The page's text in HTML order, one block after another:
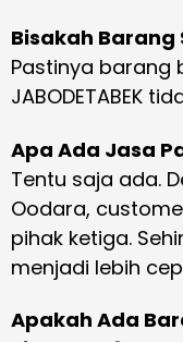
Bisakah Barang
Pastinya barang
JABODETABEK
Apa Ada Jasa
Tentu saja ada.
Oodara,
pihak ketiga.
menjadi lebih
Apakah Ada